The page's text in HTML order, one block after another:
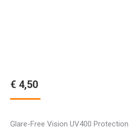
€ 4,50
Glare-Free Vision UV400